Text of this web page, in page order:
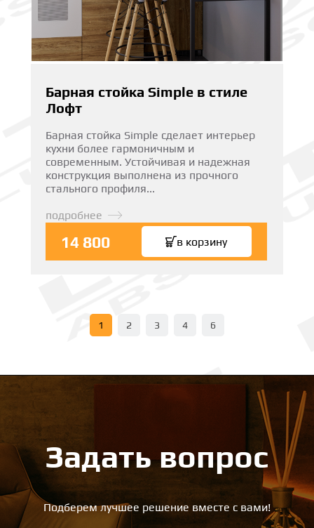
Барная стойка Simple в стиле
Лофт
Барная стойка Simple сделает интерьер
кухни более гармоничным и
современным. Устойчивая и надежная
конструкция выполнена из прочного
стального профиля...
подробнее
14 800 в корзину
1 2 3 4 6
Задать вопрос
Подберем лучшее решение вместе с вами!